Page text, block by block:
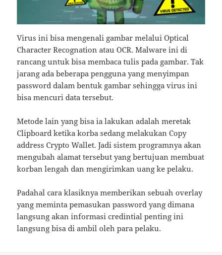
Virus ini bisa mengenali gambar melalui Optical
Character Recognation atau OCR. Malware ini di
rancang untuk bisa membaca tulis pada gambar. Tak
jarang ada beberapa pengguna yang menyimpan
password dalam bentuk gambar sehingga virus ini
bisa mencuri data tersebut.
Metode lain yang bisa ia lakukan adalah meretak
Clipboard ketika korba sedang melakukan Copy
address Crypto Wallet. Jadi sistem programnya akan
mengubah alamat tersebut yang bertujuan membuat
korban lengah dan mengirimkan uang ke pelaku.
Padahal cara klasiknya memberikan sebuah overlay
yang meminta pemasukan password yang dimana
langsung akan informasi credintial penting ini
langsung bisa di ambil oleh para pelaku.